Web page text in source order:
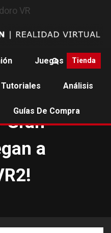
Juegos
Tutoriales Análisis
Guías De Compra
Tienda
Gran
a